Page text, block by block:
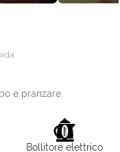
e pranzare.
Bollitore elettrico